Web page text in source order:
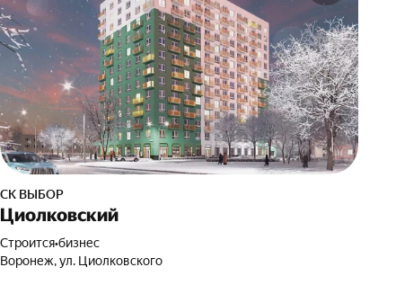
СК ВЫБОР
Циолковский
Строится•бизнес
Воронеж, ул. Циолковского